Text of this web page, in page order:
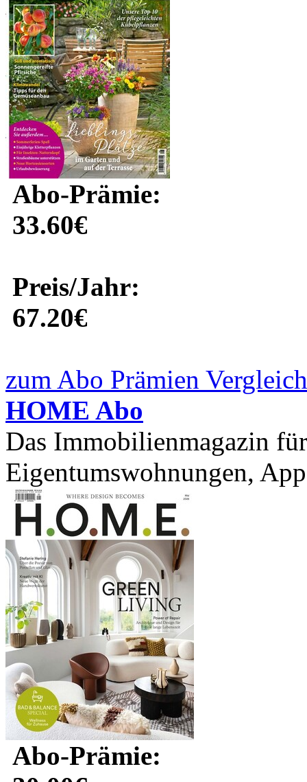
Abo-Prämie:
33.60€
Preis/Jahr:
67.20€
zum Abo Prämien
HOME Abo
Das Immobilienmagazin
Eigentumswohnungen,
Abo-Prämie: